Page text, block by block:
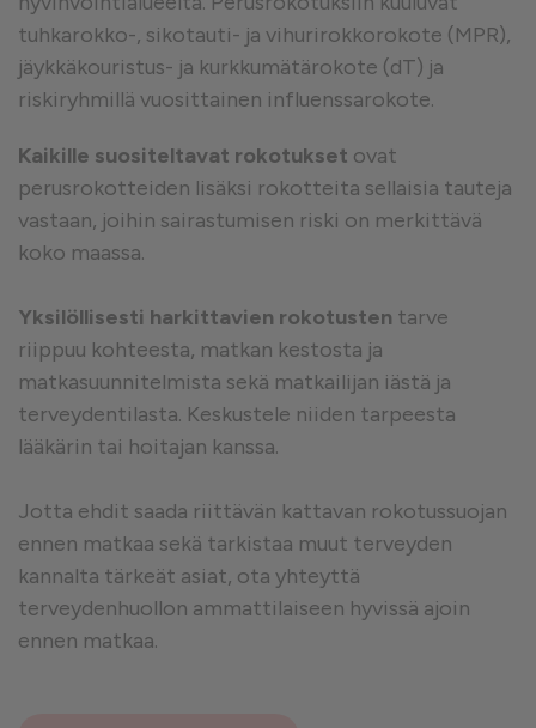
tuhkarokko-, sikotauti- ja vihurirokkorokote (MPR),
jäykkäkouristus- ja kurkkumätärokote (dT) ja
riskiryhmillä vuosittainen influenssarokote.
Kaikille suositeltavat rokotukset ovat
perusrokotteiden lisäksi rokotteita sellaisia tauteja
vastaan, joihin sairastumisen riski on merkittävä
koko maassa.
Yksilöllisesti harkittavien rokotusten tarve
riippuu kohteesta, matkan kestosta ja
matkasuunnitelmista sekä matkailijan iästä ja
terveydentilasta. Keskustele niiden tarpeesta
lääkärin tai hoitajan kanssa.
Jotta ehdit saada riittävän kattavan rokotussuojan
ennen matkaa sekä tarkistaa muut terveyden
kannalta tärkeät asiat, ota yhteyttä
terveydenhuollon ammattilaiseen hyvissä ajoin
ennen matkaa.